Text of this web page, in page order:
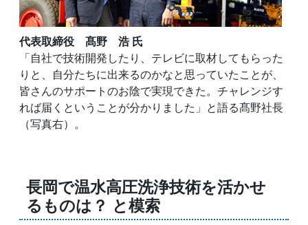
代表取締役 髙野 浩 氏
「自社で技術開発したり、テレビに取材してもらった
りと、自分たちに出来るのかなと思っていたことが、
皆さんのサポートのお陰で実現できた。チャレンジす
れば届くということが分かりました」と語る髙野社長
（写真右）。
長岡で温水高圧洗浄技術を活かせ
るものは？ と模索